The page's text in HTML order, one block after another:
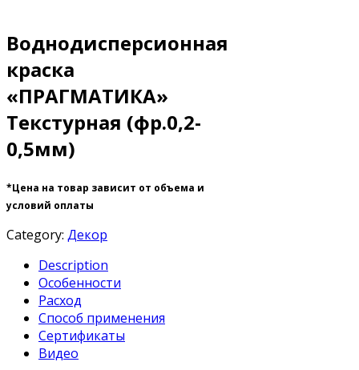
Воднодисперсионная
краска
«ПРАГМАТИКА»
Текстурная (фр.0,2-
0,5мм)
*Цена на товар зависит от объема и
условий оплаты
Category: Декор
Description
Особенности
Расход
Способ применения
Сертификаты
Видео